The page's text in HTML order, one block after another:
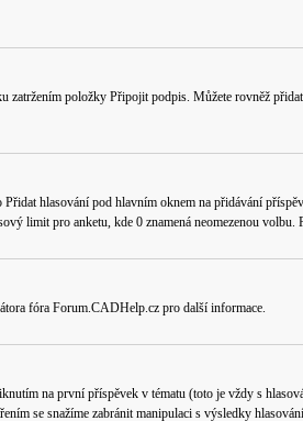
zatržením položky Připojit podpis. Můžete rovněž
Přidat hlasování pod hlavním oknem na přidávání
limit pro anketu, kde 0 znamená neomezenou
fóra Forum.CADHelp.cz pro další informace.
na první příspěvek v tématu (toto je vždy s
se snažíme zabránit manipulaci s výsledky